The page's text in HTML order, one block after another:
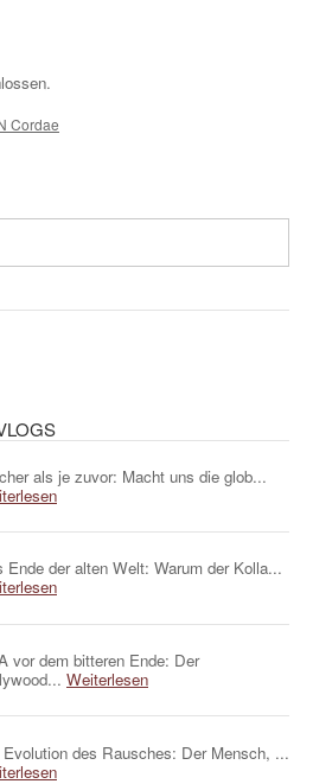
Cordae
als je zuvor: Macht uns die glob...
Ende der alten Welt: Warum der Kolla...
vor dem bitteren Ende: Der
Weiterlesen
Evolution des Rausches: Der Mensch, ...